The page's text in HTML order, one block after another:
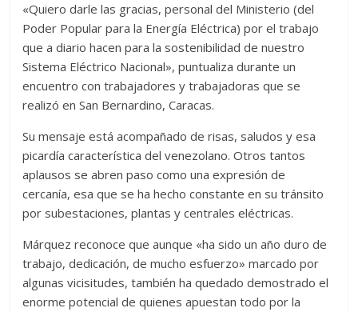
«Quiero darle las gracias, personal del Ministerio (del
Poder Popular para la Energía Eléctrica) por el trabajo
que a diario hacen para la sostenibilidad de nuestro
Sistema Eléctrico Nacional», puntualiza durante un
encuentro con trabajadores y trabajadoras que se
realizó en San Bernardino, Caracas.
Su mensaje está acompañado de risas, saludos y esa
picardía característica del venezolano. Otros tantos
aplausos se abren paso como una expresión de
cercanía, esa que se ha hecho constante en su tránsito
por subestaciones, plantas y centrales eléctricas.
Márquez reconoce que aunque «ha sido un año duro de
trabajo, dedicación, de mucho esfuerzo» marcado por
algunas vicisitudes, también ha quedado demostrado el
enorme potencial de quienes apuestan todo por la